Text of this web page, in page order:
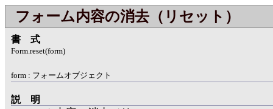
フォーム内容の消去（リセット）
書式
Form.reset(form)
form : フォームオブジェクト
説明